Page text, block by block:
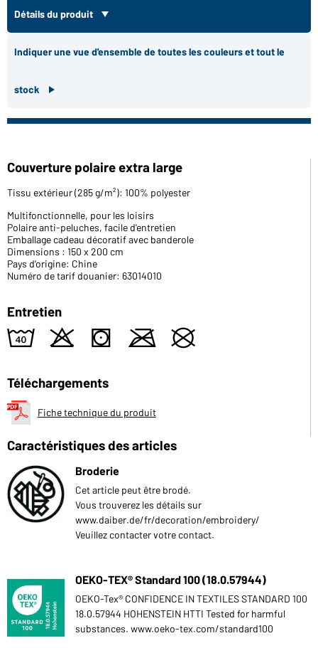
Détails du produit
Indiquer une vue d'ensemble de toutes les couleurs et tout le
stock
Couverture polaire extra large
Tissu extérieur (285 g/m²): 100% polyester
Multifonctionnelle, pour les loisirs
Polaire anti-peluches, facile d'entretien
Emballage cadeau décoratif avec banderole
Dimensions : 150 x 200 cm
Pays d'origine: Chine
Numéro de tarif douanier: 63014010
Entretien
8 o s m U
Téléchargements
Fiche technique du produit
Caractéristiques des articles
Broderie
Cet article peut être brodé.
Vous trouverez les détails sur
www.daiber.de/fr/decoration/embroidery/
Veuillez contacter votre contact.
OEKO-TEX® Standard 100 (18.0.57944)
OEKO-Tex® CONFIDENCE IN TEXTILES STANDARD 100
18.0.57944 HOHENSTEIN HTTI Tested for harmful
substances. www.oeko-tex.com/standard100